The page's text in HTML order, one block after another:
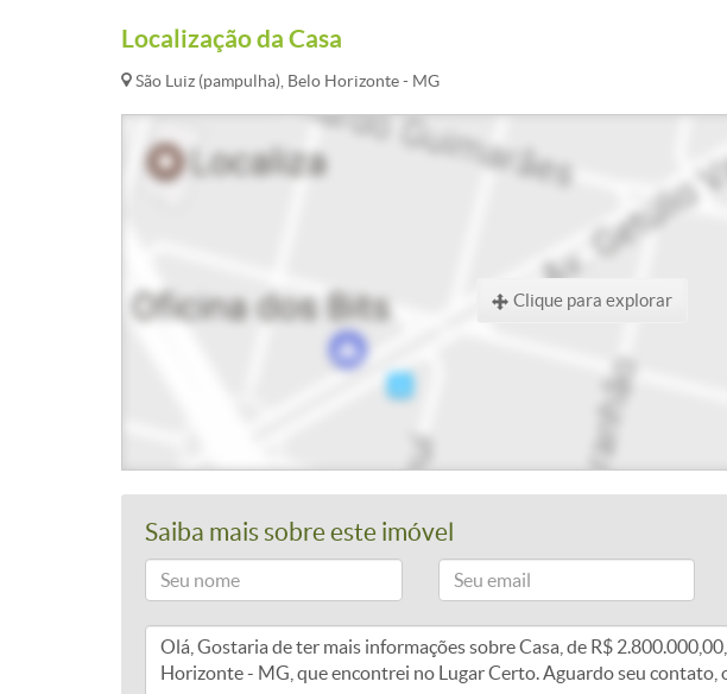
Localização da Casa
São Luiz (pampulha), Belo Horizonte - MG
Clique para explorar
Saiba mais sobre este imóvel